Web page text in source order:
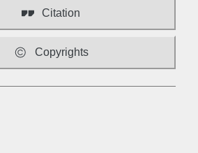
Citation
Copyrights